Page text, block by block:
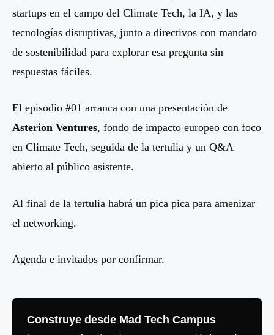
startups en el campo del Climate Tech, la IA, y las
tecnologías disruptivas, junto a directivos con mandato
de sostenibilidad para explorar esa pregunta sin
respuestas fáciles.
El episodio #01 arranca con una presentación de
Asterion Ventures, fondo de impacto europeo con foco
en Climate Tech, seguida de la tertulia y un Q&A
abierto al público asistente.
Al final de la tertulia habrá un pica pica para amenizar
el networking.
Agenda e invitados por confirmar.
Construye desde Mad Tech Campus